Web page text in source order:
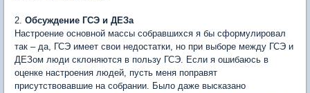
2. Обсуждение ГСЭ и ДЕЗа
Настроение основной массы собравшихся я бы сформулировал
так – да, ГСЭ имеет свои недостатки, но при выборе между ГСЭ и
ДЕЗом люди склоняются в пользу ГСЭ. Если я ошибаюсь в
оценке настроения людей, пусть меня поправят
присутствовавшие на собрании. Было даже высказано